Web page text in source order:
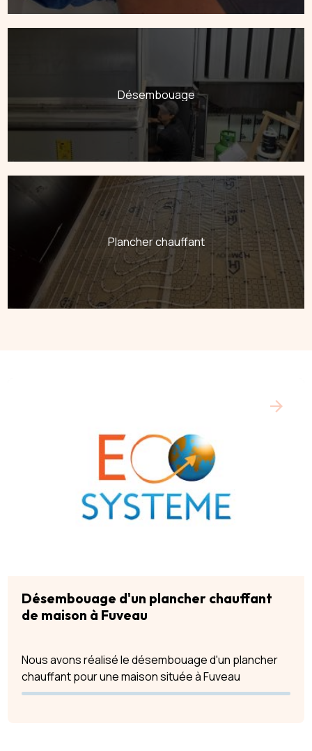
Désembouage
Plancher chauffant
Désembouage d'un plancher chauffant
de maison à Fuveau
Nous avons réalisé le désembouage d'un plancher
chauffant pour une maison située à Fuveau